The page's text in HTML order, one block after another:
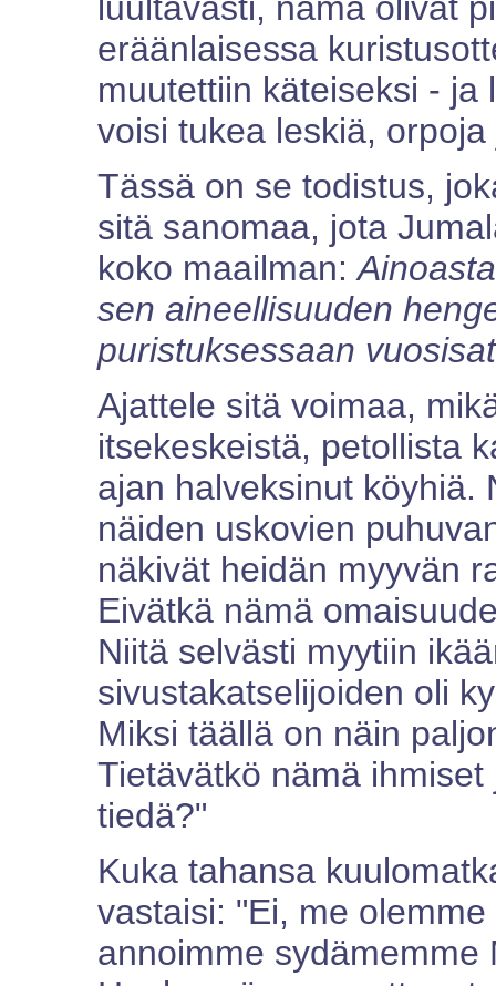
luultavasti, nämä olivat
eräänlaisessa
muutettiin käteiseksi -
voisi tukea leskiä,
Tässä on se todistus,
sitä sanomaa, jota
koko maailman:
sen aineellisuuden
puristuksessaan
Ajattele sitä voimaa,
itsekeskeistä, petollista
ajan halveksinut köyhiä.
näiden uskovien
näkivät heidän myyvän
Eivätkä nämä
Niitä selvästi myytiin
sivustakatselijoiden oli
Miksi täällä on näin
Tietävätkö nämä
tiedä?"
Kuka tahansa
vastaisi: "Ei, me
annoimme sydämemme